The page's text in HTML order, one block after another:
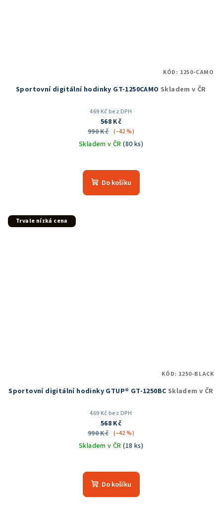
Sportovní digitální hodinky GT-1250CAMO Skladem v ČR
469 Kč bez DPH
568 Kč
990 Kč (–42 %)
Skladem v ČR(80 ks)
hodnocení
produktu
Do košíku
KÓD: 1250-CAMO
Trvale nízká cena
Sportovní digitální hodinky GTUP® GT-1250BC Skladem v ČR
469 Kč bez DPH
568 Kč
990 Kč (–42 %)
Skladem v ČR(18 ks)
hodnocení
produktu
Do košíku
KÓD: 1250-BLACK